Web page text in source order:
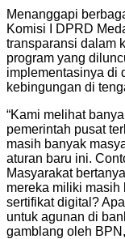
Menanggapi
Komisi I DPRD
transparansi dalam
program yang
implementasinya di
kebingungan di
“Kami melihat
pemerintah pusat
masih banyak
aturan baru ini.
Masyarakat
mereka miliki
sertifikat digital?
untuk agunan di
gamblang oleh